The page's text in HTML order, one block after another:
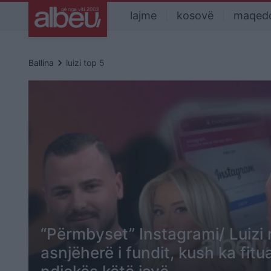
lajme kosovë
Ballina keyboard_arrow_right luizi top 5
“Përmbyset” Instagrami/ Luizi
asnjëherë i fundit, kush ka